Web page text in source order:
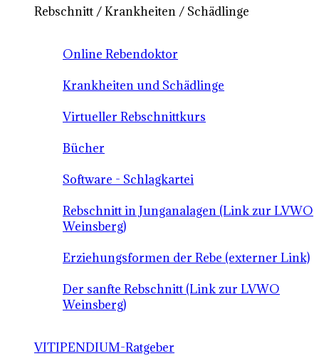
Rebschnitt / Krankheiten / Schädlinge
Online Rebendoktor
Krankheiten und Schädlinge
Virtueller Rebschnittkurs
Bücher
Software - Schlagkartei
Rebschnitt in Junganalagen (Link zur LVWO
Weinsberg)
Erziehungsformen der Rebe (externer Link)
Der sanfte Rebschnitt (Link zur LVWO
Weinsberg)
VITIPENDIUM-Ratgeber